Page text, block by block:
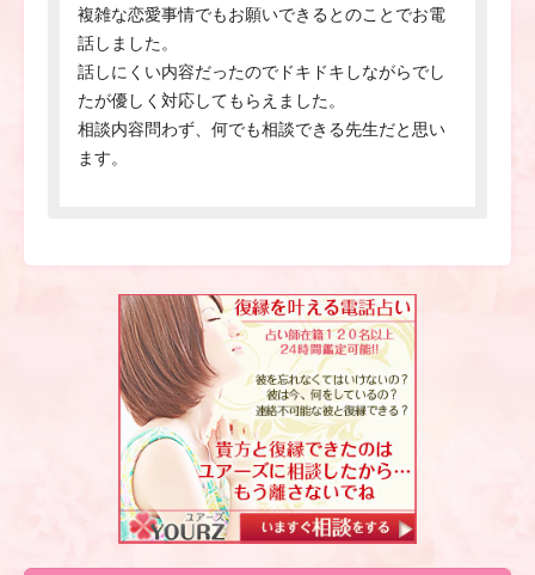
複雑な恋愛事情でもお願いできるとのことでお電
話しました。
話しにくい内容だったのでドキドキしながらでし
たが優しく対応してもらえました。
相談内容問わず、何でも相談できる先生だと思い
ます。